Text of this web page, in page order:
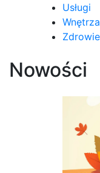
Usługi
Wnętrza
Zdrowie
Nowości